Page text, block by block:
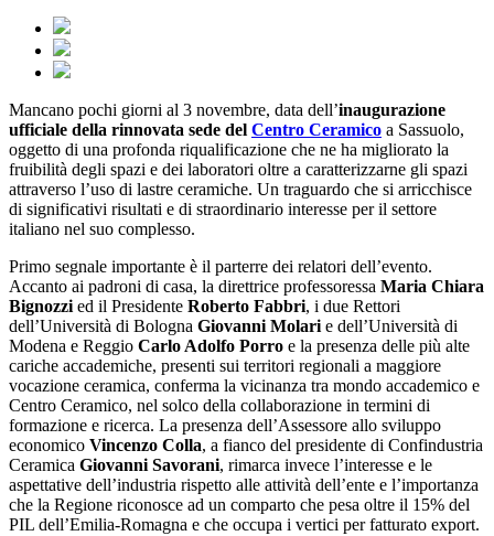
Mancano pochi giorni al 3 novembre, data dell’inaugurazione
ufficiale della rinnovata sede del Centro Ceramico a Sassuolo,
oggetto di una profonda riqualificazione che ne ha migliorato la
fruibilità degli spazi e dei laboratori oltre a caratterizzarne gli spazi
attraverso l’uso di lastre ceramiche. Un traguardo che si arricchisce
di significativi risultati e di straordinario interesse per il settore
italiano nel suo complesso.
Primo segnale importante è il parterre dei relatori dell’evento.
Accanto ai padroni di casa, la direttrice professoressa Maria Chiara
Bignozzi ed il Presidente Roberto Fabbri, i due Rettori
dell’Università di Bologna Giovanni Molari e dell’Università di
Modena e Reggio Carlo Adolfo Porro e la presenza delle più alte
cariche accademiche, presenti sui territori regionali a maggiore
vocazione ceramica, conferma la vicinanza tra mondo accademico e
Centro Ceramico, nel solco della collaborazione in termini di
formazione e ricerca. La presenza dell’Assessore allo sviluppo
economico Vincenzo Colla, a fianco del presidente di Confindustria
Ceramica Giovanni Savorani, rimarca invece l’interesse e le
aspettative dell’industria rispetto alle attività dell’ente e l’importanza
che la Regione riconosce ad un comparto che pesa oltre il 15% del
PIL dell’Emilia-Romagna e che occupa i vertici per fatturato export.